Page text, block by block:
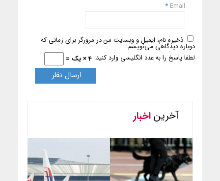
Email
*
ذخیره نام، ایمیل و وبسایت من در مرورگر برای زمانی که
دوباره دیدگاهی می‌نویسم.
لطفا پاسخ را به عدد انگلیسی وارد کنید: 4 × یک =
آخریناخبار